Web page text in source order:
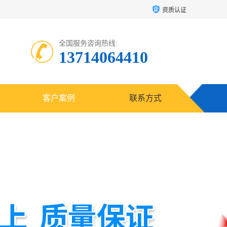
资质认证
全国服务咨询热线:
13714064410
客户案例 联系方式